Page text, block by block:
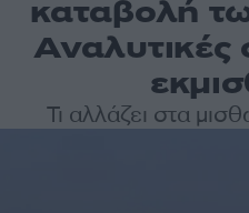
καταβολή
Αναλυτικές
Τι αλλάζει στα